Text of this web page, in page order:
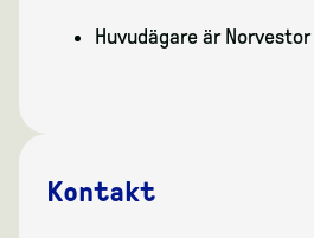
Huvudägare är Norvestor
Kontakt